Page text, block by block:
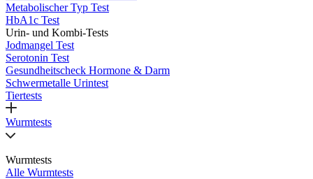
Metabolischer Typ Test
HbA1c Test
Urin- und Kombi-Tests
Jodmangel Test
Serotonin Test
Gesundheitscheck Hormone & Darm
Schwermetalle Urintest
Tiertests
Wurmtests
Wurmtests
Alle Wurmtests